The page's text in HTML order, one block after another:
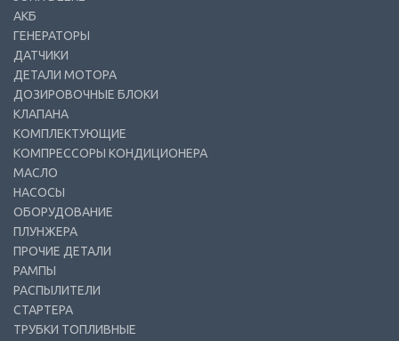
АКБ
ГЕНЕРАТОРЫ
ДАТЧИКИ
ДЕТАЛИ МОТОРА
ДОЗИРОВОЧНЫЕ БЛОКИ
КЛАПАНА
КОМПЛЕКТУЮЩИЕ
КОМПРЕССОРЫ КОНДИЦИОНЕРА
МАСЛО
НАСОСЫ
ОБОРУДОВАНИЕ
ПЛУНЖЕРА
ПРОЧИЕ ДЕТАЛИ
РАМПЫ
РАСПЫЛИТЕЛИ
СТАРТЕРА
ТРУБКИ ТОПЛИВНЫЕ